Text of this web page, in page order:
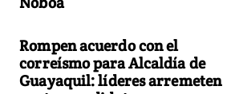
Rompen acuerdo con el
correísmo para Alcaldía de
Guayaquil: líderes arremeten